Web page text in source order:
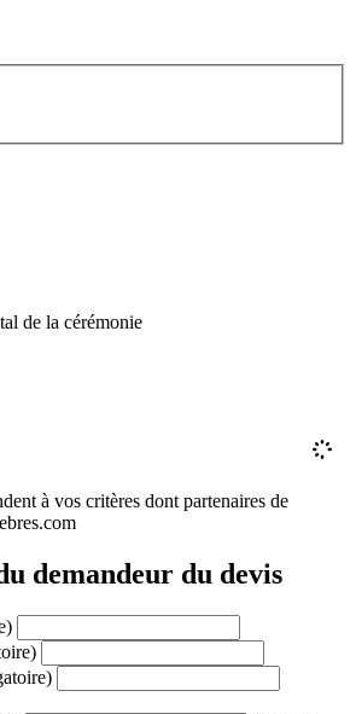
de la cérémonie
à vos critères dont partenaires de
demandeur du devis